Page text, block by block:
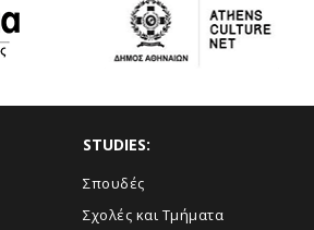
STUDIES:
Σπουδές
Σχολές και Τμήματα